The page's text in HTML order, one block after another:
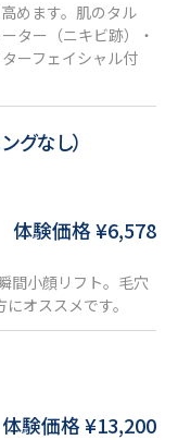
めます。肌のタル
ター（ニキビ跡）・
ーフェイシャル付
グなし）
体験価格 ¥6,578
間小顔リフト。毛穴
オススメです。
体験価格 ¥13,200